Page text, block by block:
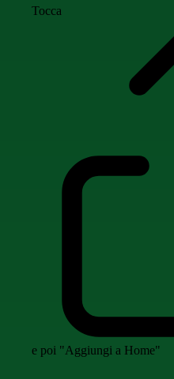
Tocca
e poi "Aggiungi a Home"